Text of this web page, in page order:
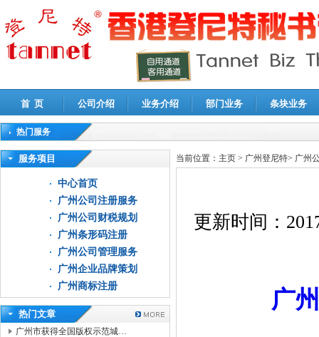
首 页 公司介绍 业务介绍 部门业务 条块业务
热门服务
高新技术企业认定审计|企业所得税汇算清缴申报鉴证
服务项目
中心首页
广州公司注册服务
广州公司财税规划
广州条形码注册
广州公司管理服务
广州企业品牌策划
广州商标注册
热门文章
广州市获得全国版权示范城…
当前位置： 主页 > 广州登尼特> 广州
更新时间：
广